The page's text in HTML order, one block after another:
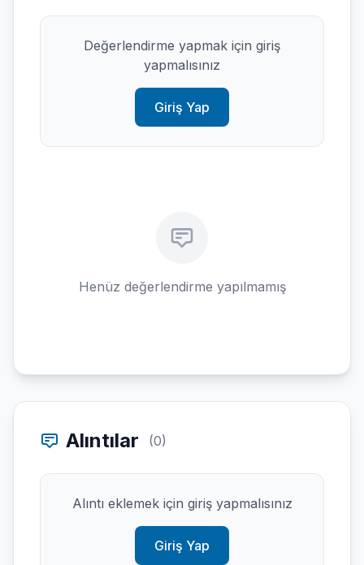
Değerlendirme yapmak için giriş
yapmalısınız
Giriş Yap
Henüz değerlendirme yapılmamış
Alıntılar (0)
Alıntı eklemek için giriş yapmalısınız
Giriş Yap